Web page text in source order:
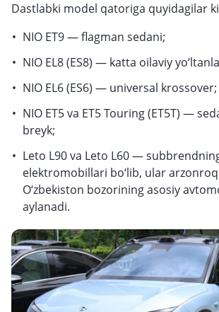
Dastlabki model qatoriga quyidagilar
NIO ET9 — flagman sedani;
NIO EL8 (ES8) — katta oilaviy
NIO EL6 (ES6) — universal krossover;
NIO ET5 va ET5 Touring (ET5T) —
breyk;
Leto L90 va Leto L60 —
elektromobillari bo‘lib, ular
O‘zbekiston bozorining asosiy
aylanadi.